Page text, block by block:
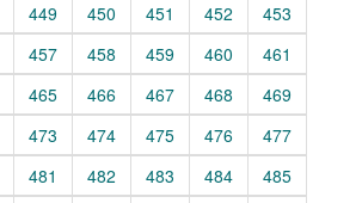
449 450 451 452
453
457 458 459 460
461
465 466 467 468
469
473 474 475 476
477
481 482 483 484
485